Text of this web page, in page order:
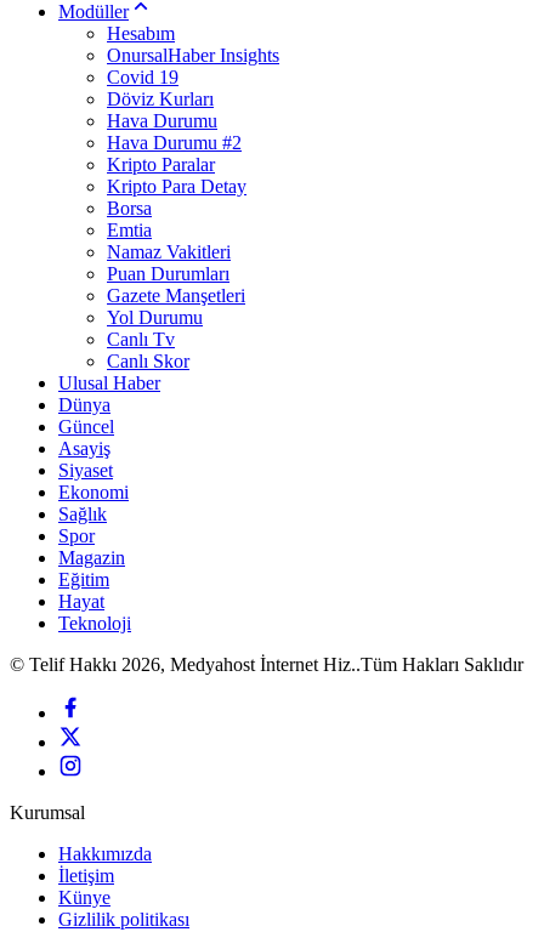
Modüller
Hesabım
OnursalHaber Insights
Covid 19
Döviz Kurları
Hava Durumu
Hava Durumu #2
Kripto Paralar
Kripto Para Detay
Borsa
Emtia
Namaz Vakitleri
Puan Durumları
Gazete Manşetleri
Yol Durumu
Canlı Tv
Canlı Skor
Ulusal Haber
Dünya
Güncel
Asayiş
Siyaset
Ekonomi
Sağlık
Spor
Magazin
Eğitim
Hayat
Teknoloji
© Telif Hakkı 2026, Medyahost İnternet Hiz..Tüm Hakları Saklıdır
Kurumsal
Hakkımızda
İletişim
Künye
Gizlilik politikası